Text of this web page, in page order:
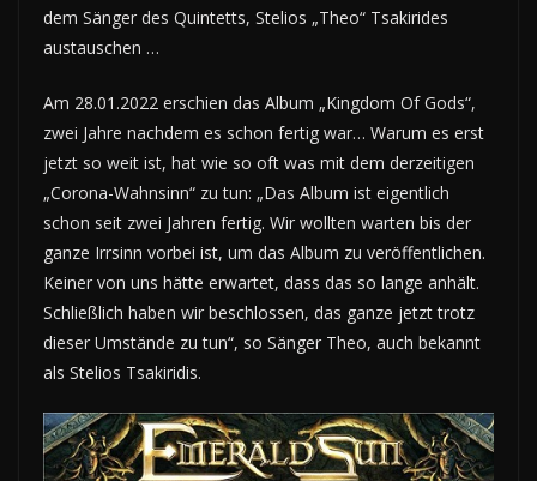
dem Sänger des Quintetts, Stelios „Theo“ Tsakirides
austauschen …
Am 28.01.2022 erschien das Album „Kingdom Of Gods“,
zwei Jahre nachdem es schon fertig war… Warum es erst
jetzt so weit ist, hat wie so oft was mit dem derzeitigen
„Corona-Wahnsinn“ zu tun: „Das Album ist eigentlich
schon seit zwei Jahren fertig. Wir wollten warten bis der
ganze Irrsinn vorbei ist, um das Album zu veröffentlichen.
Keiner von uns hätte erwartet, dass das so lange anhält.
Schließlich haben wir beschlossen, das ganze jetzt trotz
dieser Umstände zu tun“, so Sänger Theo, auch bekannt
als Stelios Tsakiridis.